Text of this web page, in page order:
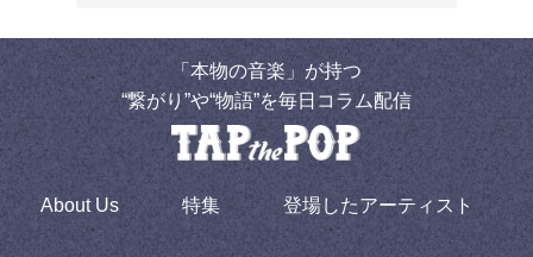
「本物の音楽」が持つ
“繋がり”や“物語”を毎日コラム配信
About Us 特集 登場したアーティスト